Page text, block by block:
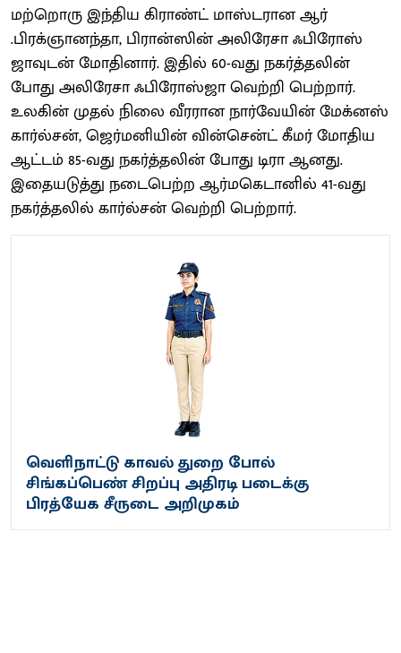
மற்​றொரு இந்​திய கிராண்ட் மாஸ்​ட​ரான ஆர்​
.பிரக்ஞானந்தா, பிரான்​ஸின் அலிரேசா ஃபிரோஸ்​
ஜாவுடன் மோதி​னார். இதில் 60-வது நகர்த்​தலின்
போது அலிரேசா ஃபிரோஸ்ஜா வெற்றி பெற்​றார்.
உலகின் முதல் நிலை வீர​ரான நார்​வே​யின் மேக்​னஸ்
கார்ல்​சன், ஜெர்​மனி​யின் வின்​சென்ட் கீமர் மோதிய
ஆட்​டம் 85-வது நகர்த்தலின் போது டிரா ஆனது.
இதையடுத்து நடை​பெற்ற ஆர்மகெ​டானில் 41-வது
நகர்த்​தலில் கார்ல்​சன் வெற்றி பெற்​றார்.
வெளிநாட்டு காவல் துறை போல்
சிங்கப்பெண் சிறப்பு அதிரடி படைக்கு
பிரத்யேக சீருடை அறிமுகம்